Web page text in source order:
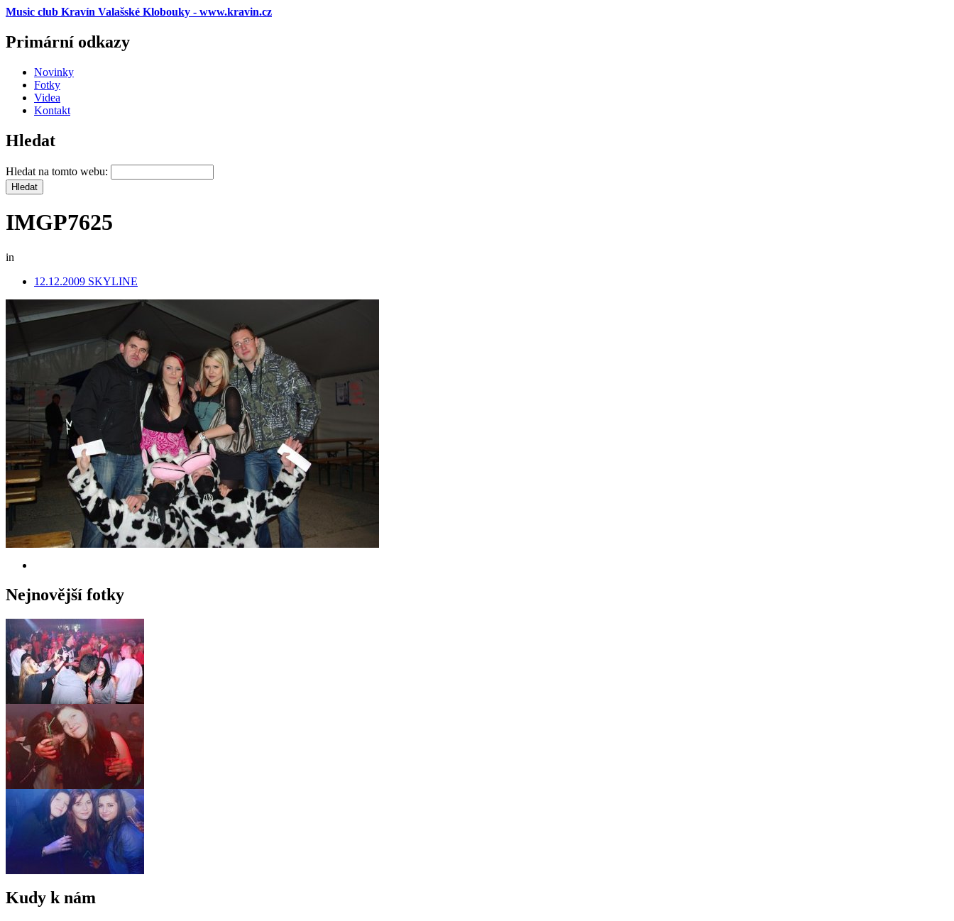
Music club Kravín Valašské Klobouky - www.kravin.cz
Primární odkazy
Novinky
Fotky
Videa
Kontakt
Hledat
Hledat na tomto webu:
IMGP7625
in
12.12.2009 SKYLINE
Nejnovější fotky
Kudy k nám